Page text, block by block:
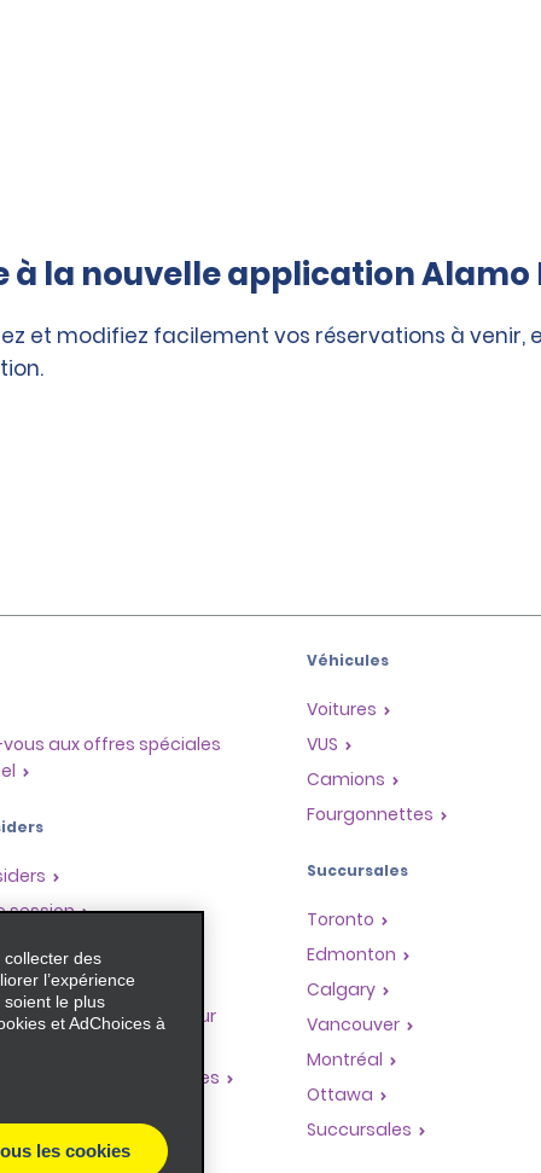
la nouvelle application Alamo
et modifiez facilement vos réservations à venir,
aux offres spéciales
session
de récompenses pour
de franchise mondiales
Véhicules
Voitures
VUS
Camions
Fourgonnettes
Succursales
Toronto
Edmonton
Calgary
Vancouver
Montréal
Ottawa
Succursales
des
l’expérience
soient le plus
et AdChoices à
les cookies